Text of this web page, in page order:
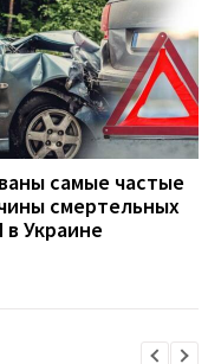
самые частые
смертельных
Украине